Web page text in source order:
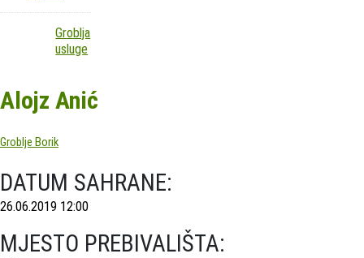
Groblja
usluge
Alojz Anić
Groblje Borik
DATUM SAHRANE:
26.06.2019 12:00
MJESTO PREBIVALIŠTA: